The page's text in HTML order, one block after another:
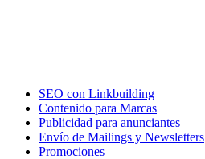
SEO con Linkbuilding
Contenido para Marcas
Publicidad para anunciantes
Envío de Mailings y Newsletters
Promociones